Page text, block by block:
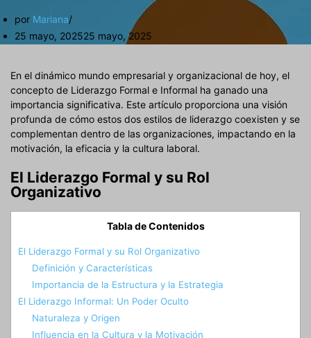
por Mariana
25 mayo, 202525 mayo, 2025
En el dinámico mundo empresarial y organizacional de hoy, el
concepto de Liderazgo Formal e Informal ha ganado una
importancia significativa. Este artículo proporciona una visión
profunda de cómo estos dos estilos de liderazgo coexisten y se
complementan dentro de las organizaciones, impactando en la
motivación, la eficacia y la cultura laboral.
El Liderazgo Formal y su Rol
Organizativo
Tabla de Contenidos
El Liderazgo Formal y su Rol Organizativo
Definición y Características
Importancia de la Estructura y la Estrategia
El Liderazgo Informal: Un Poder Oculto
Naturaleza y Origen
Influencia en la Cultura y la Motivación